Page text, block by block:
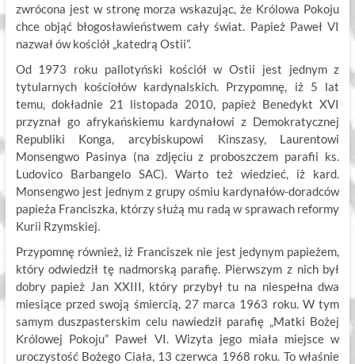
zwrócona jest w stronę morza wskazując, że Królowa Pokoju
chce objąć błogosławieństwem cały świat. Papież Paweł VI
nazwał ów kościół „katedrą Ostii”.
Od 1973 roku pallotyński kościół w Ostii jest jednym z
tytularnych kościołów kardynalskich. Przypomnę, iż 5 lat
temu, dokładnie 21 listopada 2010, papież Benedykt XVI
przyznał go afrykańskiemu kardynałowi z Demokratycznej
Republiki Konga, arcybiskupowi Kinszasy, Laurentowi
Monsengwo Pasinya (na zdjęciu z proboszczem parafii ks.
Ludovico Barbangelo SAC). Warto też wiedzieć, iż kard.
Monsengwo jest jednym z grupy ośmiu kardynałów-doradców
papieża Franciszka, którzy służą mu radą w sprawach reformy
Kurii Rzymskiej.
Przypomnę również, iż Franciszek nie jest jedynym papieżem,
który odwiedził tę nadmorską parafię. Pierwszym z nich był
dobry papież Jan XXIII, który przybył tu na niespełna dwa
miesiące przed swoją śmiercią, 27 marca 1963 roku. W tym
samym duszpasterskim celu nawiedził parafię „Matki Bożej
Królowej Pokoju” Paweł VI. Wizyta jego miała miejsce w
uroczystość Bożego Ciała, 13 czerwca 1968 roku. To właśnie